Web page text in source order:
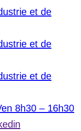
8h30 – 16h30